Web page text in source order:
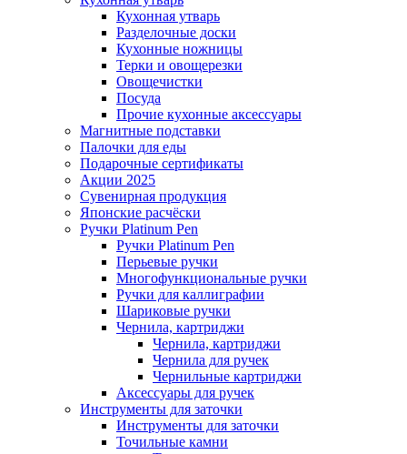
Кухонная утварь
Разделочные доски
Кухонные ножницы
Терки и овощерезки
Овощечистки
Посуда
Прочие кухонные аксессуары
Магнитные подставки
Палочки для еды
Подарочные сертификаты
Акции 2025
Сувенирная продукция
Японские расчёски
Ручки Platinum Pen
Ручки Platinum Pen
Перьевые ручки
Многофункциональные ручки
Ручки для каллиграфии
Шариковые ручки
Чернила, картриджи
Чернила, картриджи
Чернила для ручек
Чернильные картриджи
Аксессуары для ручек
Инструменты для заточки
Инструменты для заточки
Точильные камни